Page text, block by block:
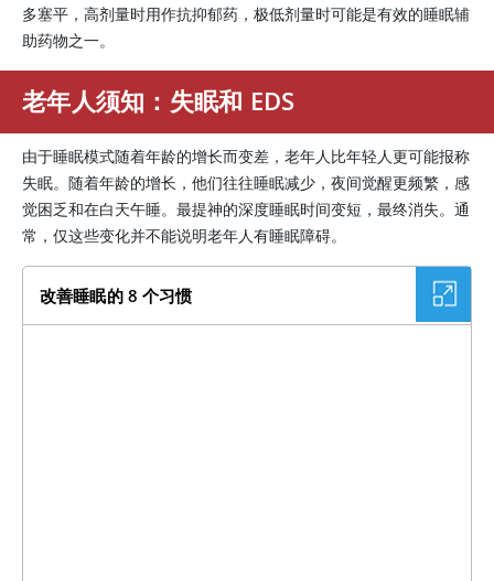
多塞平，高剂量时用作抗抑郁药，极低剂量时可能是有效的睡眠辅
助药物之一。
老年人须知：失眠和 EDS
由于睡眠模式随着年龄的增长而变差，老年人比年轻人更可能报称
失眠。随着年龄的增长，他们往往睡眠减少，夜间觉醒更频繁，感
觉困乏和在白天午睡。最提神的深度睡眠时间变短，最终消失。通
常，仅这些变化并不能说明老年人有睡眠障碍。
改善睡眠的 8 个习惯